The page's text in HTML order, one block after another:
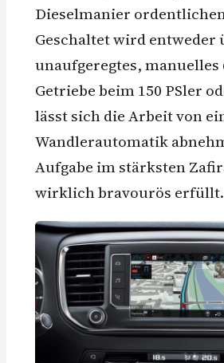
Dieselmanier
Geschaltet wird entweder
unaufgeregtes, manuelles
Getriebe beim 150 PSler
lässt sich die Arbeit von
Wandlerautomatik
Aufgabe im stärksten
wirklich bravourös erfüllt.